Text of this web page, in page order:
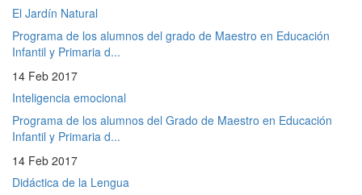
El Jardín Natural
Programa de los alumnos del grado de Maestro en Educación
Infantil y Primaria d...
14 Feb 2017
Inteligencia emocional
Programa de los alumnos del Grado de Maestro en Educación
Infantil y Primaria d...
14 Feb 2017
Didáctica de la Lengua